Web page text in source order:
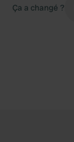
Ça a changé ?